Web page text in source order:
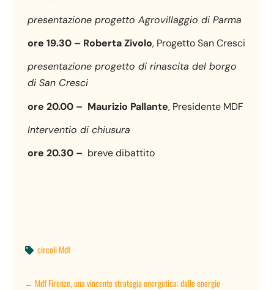
presentazione progetto Agrovillaggio di Parma
ore 19.30 – Roberta Zivolo, Progetto San Cresci
presentazione progetto di rinascita del borgo
di San Cresci
ore 20.00 – Maurizio Pallante, Presidente MDF
Interventio di chiusura
ore 20.30 – breve dibattito
 circoli Mdf
←Mdf Firenze, una vincente strategia energetica: dalle energie